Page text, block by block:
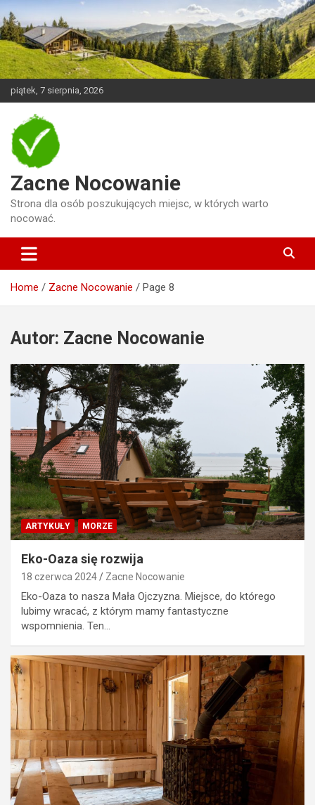
Skip
to
content
piątek, 7 sierpnia, 2026
Zacne Nocowanie
Strona dla osób poszukujących miejsc, w których warto
nocować.
Home Zacne Nocowanie Page 8
Autor: Zacne Nocowanie
ARTYKUŁY MORZE
Eko-Oaza się rozwija
18 czerwca 2024 Zacne Nocowanie
Eko-Oaza to nasza Mała Ojczyzna. Miejsce, do którego
lubimy wracać, z którym mamy fantastyczne
wspomnienia. Ten…